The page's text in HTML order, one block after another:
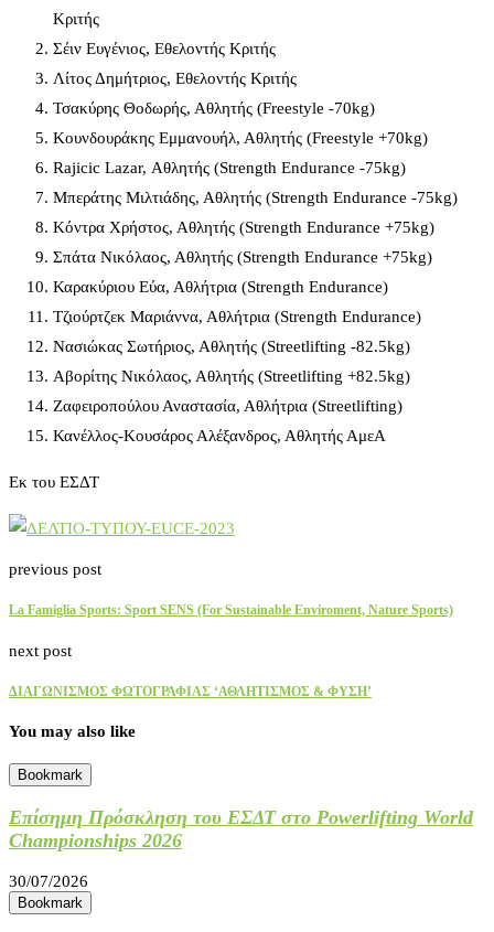
Κριτής
Σέιν Ευγένιος, Εθελοντής Κριτής
Λίτος Δημήτριος, Εθελοντής Κριτής
Τσακύρης Θοδωρής, Αθλητής (Freestyle -70kg)
Κουνδουράκης Εμμανουήλ, Αθλητής (Freestyle +70kg)
Rajicic Lazar, Αθλητής (Strength Endurance -75kg)
Μπεράτης Μιλτιάδης, Αθλητής (Strength Endurance -75kg)
Κόντρα Χρήστος, Αθλητής (Strength Endurance +75kg)
Σπάτα Νικόλαος, Αθλητής (Strength Endurance +75kg)
Καρακύριου Εύα, Αθλήτρια (Strength Endurance)
Τζιούρτζεκ Μαριάννα, Αθλήτρια (Strength Endurance)
Νασιώκας Σωτήριος, Αθλητής (Streetlifting -82.5kg)
Αβορίτης Νικόλαος, Αθλητής (Streetlifting +82.5kg)
Ζαφειροπούλου Αναστασία, Αθλήτρια (Streetlifting)
Κανέλλος-Κουσάρος Αλέξανδρος, Αθλητής ΑμεΑ
Εκ του ΕΣΔΤ
previous post
La Famiglia Sports: Sport SENS (For Sustainable Enviroment, Nature Sports)
next post
ΔΙΑΓΩΝΙΣΜΟΣ ΦΩΤΟΓΡΑΦΙΑΣ ‘ΑΘΛΗΤΙΣΜΟΣ & ΦΥΣΗ’
You may also like
Bookmark
Επίσημη Πρόσκληση του ΕΣΔΤ στο Powerlifting World
Championships 2026
30/07/2026
Bookmark